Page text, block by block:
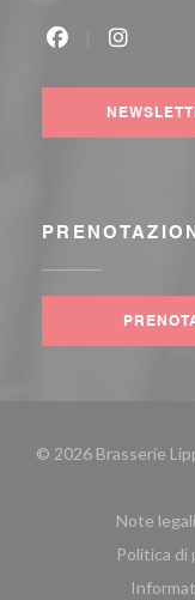
© 2026 Brasserie
Note legali
Politica di